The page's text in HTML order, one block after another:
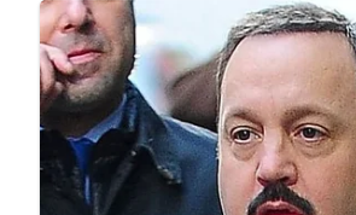
Jetzt Sterne
5/5(5 Bewertung)